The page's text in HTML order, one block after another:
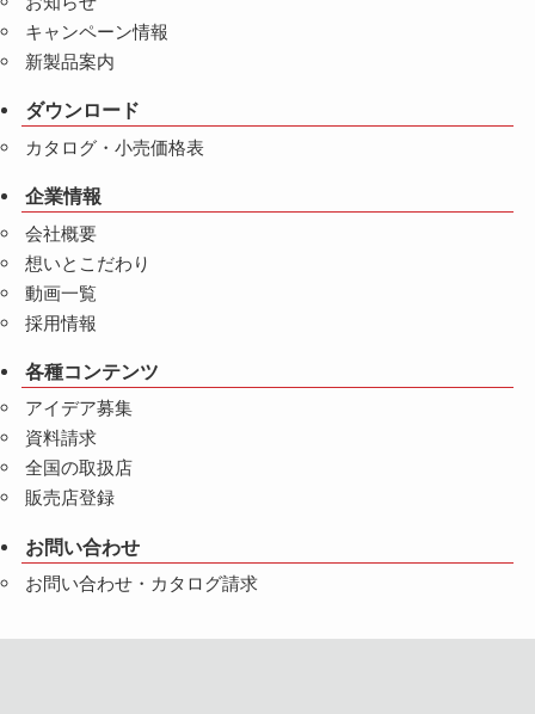
キャンペーン情報
新製品案内
ダウンロード
カタログ・小売価格表
企業情報
会社概要
想いとこだわり
動画一覧
採用情報
各種コンテンツ
アイデア募集
資料請求
全国の取扱店
販売店登録
お問い合わせ
お問い合わせ・カタログ請求